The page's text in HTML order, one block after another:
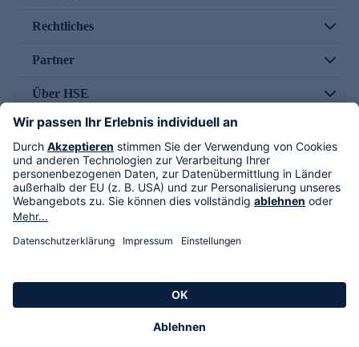
Rechtliches
Partner
Über HSE
Im TV
HSE International